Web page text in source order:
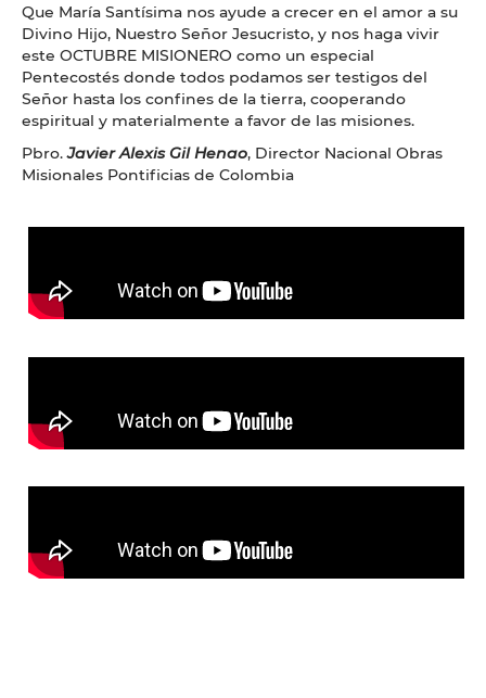
Que María Santísima nos ayude a crecer en el amor a su
Divino Hijo, Nuestro Señor Jesucristo, y nos haga vivir
este OCTUBRE MISIONERO como un especial
Pentecostés donde todos podamos ser testigos del
Señor hasta los confines de la tierra, cooperando
espiritual y materialmente a favor de las misiones.
Pbro.Javier Alexis Gil Henao, Director Nacional Obras
Misionales Pontificias de Colombia